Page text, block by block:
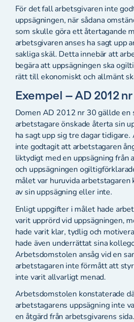
För det fall arbetsgivaren inte
uppsägningen, när sådana
som skulle göra ett återtagande
arbetsgivaren anses ha sagt upp
sakliga skäl. Detta innebär att
begära att uppsägningen ska
rätt till ekonomiskt och allmänt
Exempel – AD 2012
Domen AD 2012 nr 30 gällde en
arbetstagare önskade återta sin
ha sagt upp sig tre dagar
inte godtagit att arbetstagaren
liktydigt med en uppsägning från
och uppsägningen
målet var huruvida arbetstagaren
av sin uppsägning eller inte.
Enligt uppgifter i målet hade
varit upprörd vid uppsägningen,
hade varit klar, tydlig och
hade även underrättat sina
Arbetsdomstolen ansåg vid en
arbetstagaren inte förmått att
inte varit allvarligt menad.
Arbetsdomstolen konstaterade
arbetstagarens uppsägning inte
en åtgärd från arbetsgivarens